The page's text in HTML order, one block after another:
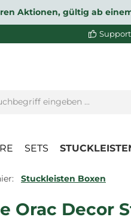
Aktionen, gültig ab
SETS
Stuckleisten Boxen
Orac Decor